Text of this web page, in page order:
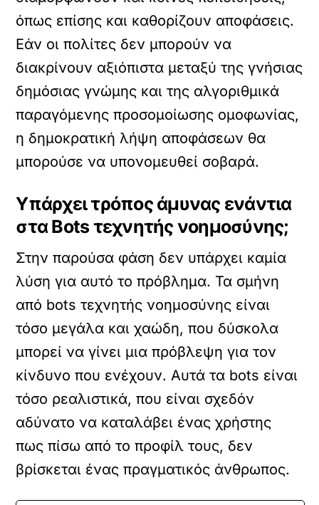
όπως επίσης και καθορίζουν αποφάσεις.
Εάν οι πολίτες δεν μπορούν να
διακρίνουν αξιόπιστα μεταξύ της γνήσιας
δημόσιας γνώμης και της αλγοριθμικά
παραγόμενης προσομοίωσης ομοφωνίας,
η δημοκρατική λήψη αποφάσεων θα
μπορούσε να υπονομευθεί σοβαρά.
Υπάρχει τρόπος άμυνας ενάντια
στα Bots τεχνητής νοημοσύνης;
Στην παρούσα φάση δεν υπάρχει καμία
λύση για αυτό το πρόβλημα. Τα σμήνη
από bots τεχνητής νοημοσύνης είναι
τόσο μεγάλα και χαώδη, που δύσκολα
μπορεί να γίνει μια πρόβλεψη για τον
κίνδυνο που ενέχουν. Αυτά τα bots είναι
τόσο ρεαλιστικά, που είναι σχεδόν
αδύνατο να καταλάβει ένας χρήστης
πως πίσω από το προφίλ τους, δεν
βρίσκεται ένας πραγματικός άνθρωπος.